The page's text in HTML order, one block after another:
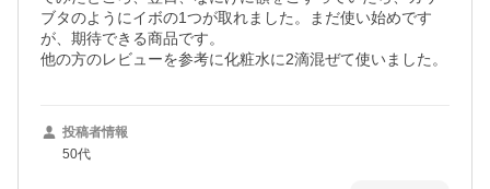
ブタのようにイボの1つが取れました。まだ使い始めです
が、期待できる商品です。
他の方のレビューを参考に化粧水に2滴混ぜて使いました。
投稿者情報
50代